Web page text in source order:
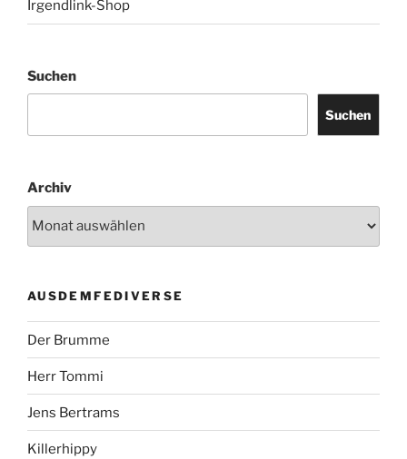
Irgendlink-Shop
Suchen
Suchen
Archiv
AUSDEMFEDIVERSE
Der Brumme
Herr Tommi
Jens Bertrams
Killerhippy